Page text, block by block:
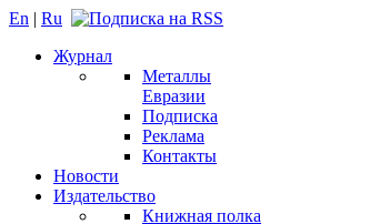
En | Ru
Журнал
Металлы
Евразии
Подписка
Реклама
Контакты
Новости
Издательство
Книжная полка